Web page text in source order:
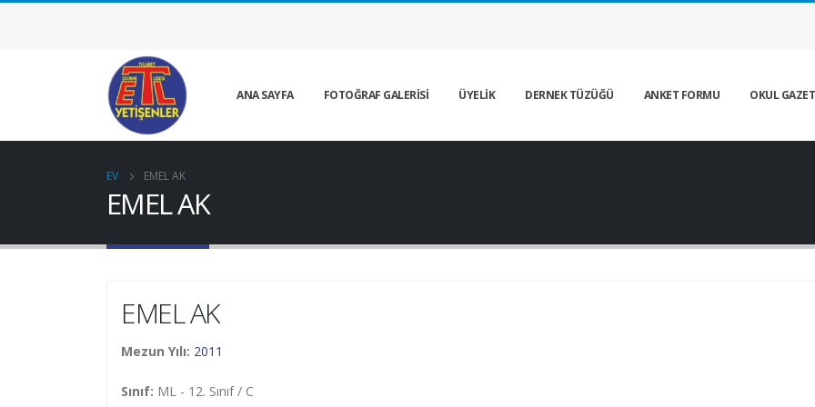
ANA SAYFA FOTOĞRAF GALERİSİ ÜYELİK DERNEK TÜZÜĞÜ ANKET FORMU OKUL
EV EMEL AK
EMEL AK
EMEL AK
Mezun Yılı: 2011
Sınıf: ML - 12. Sınıf / C